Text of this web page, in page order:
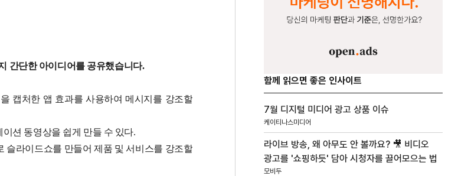
간단한 아이디어를 공유했습니다.
캡처한 앱 효과를 사용하여 메시지를 강조할
션 동영상을 쉽게 만들 수 있다.
슬라이드쇼를 만들어 제품 및 서비스를 강조할
함께 읽으면 좋은 인사이트
7월 디지털 미디어 광고 상품 이슈
케이티나스미디어
라이브 방송, 왜 아무도 안 볼까요? 🎥 비디오
광고를 '쇼핑하듯' 담아 시청자를 끌어모으는 법
모비두